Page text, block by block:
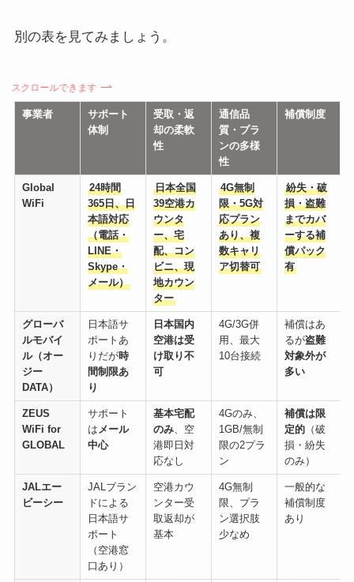
別の表を見てみましょう。
スクロールできます
事業者
サポート
体制
受取・返
却の柔軟
性
通信品
質・プラ
ンの多様
性
補償制度
Global
WiFi
24時間
365日、日
本語対応
（電話・
LINE・
Skype・
メール）
日本全国
39空港カ
ウンタ
ー、宅
配、コン
ビニ、現
地カウン
ター
4G無制
限・5G対
応プラン
あり、複
数キャリ
ア切替可
紛失・破
損・盗難
までカバ
ーする補
償パック
有
グローバ
ルモバイ
ル（オー
ジー
DATA）
日本語サ
ポートあ
りだが時
間制限あ
り
日本国内
空港は受
け取り不
可
4G/3G併
用、最大
10台接続
補償はあ
るが盗難
対象外が
多い
ZEUS
WiFi for
GLOBAL
サポート
は メール
中心
基本宅配
のみ 、空
港即日対
応なし
4Gのみ、
1GB/無制
限の2プラ
ン
補償は限
定的 （破
損・紛失
のみ）
JALエー
ビーシー
JALブラン
ドによる
日本語サ
ポート
（空港窓
口あり）
空港カウ
ンター受
取返却が
基本
4G無制
限、プラ
ン選択肢
少なめ
一般的な
補償制度
あり